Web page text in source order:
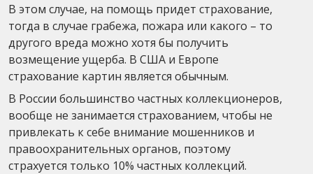
В этом случае, на помощь придет страхование,
тогда в случае грабежа, пожара или какого – то
другого вреда можно хотя бы получить
возмещение ущерба. В США и Европе
страхование картин является обычным.
В России большинство частных коллекционеров,
вообще не занимается страхованием, чтобы не
привлекать к себе внимание мошенников и
правоохранительных органов, поэтому
страхуется только 10% частных коллекций.